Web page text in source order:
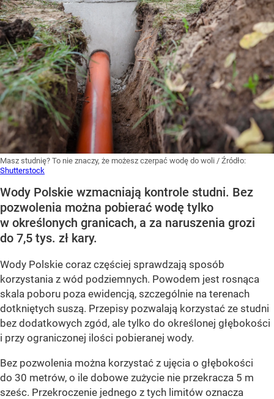
Masz studnię? To nie znaczy, że możesz czerpać wodę do woli / Źródło:
Shutterstock
Wody Polskie wzmacniają kontrole studni. Bez
pozwolenia można pobierać wodę tylko
w określonych granicach, a za naruszenia grozi
do 7,5 tys. zł kary.
Wody Polskie coraz częściej sprawdzają sposób
korzystania z wód podziemnych. Powodem jest rosnąca
skala poboru poza ewidencją, szczególnie na terenach
dotkniętych suszą. Przepisy pozwalają korzystać ze studni
bez dodatkowych zgód, ale tylko do określonej głębokości
i przy ograniczonej ilości pobieranej wody.
Bez pozwolenia można korzystać z ujęcia o głębokości
do 30 metrów, o ile dobowe zużycie nie przekracza 5 m
sześc. Przekroczenie jednego z tych limitów oznacza